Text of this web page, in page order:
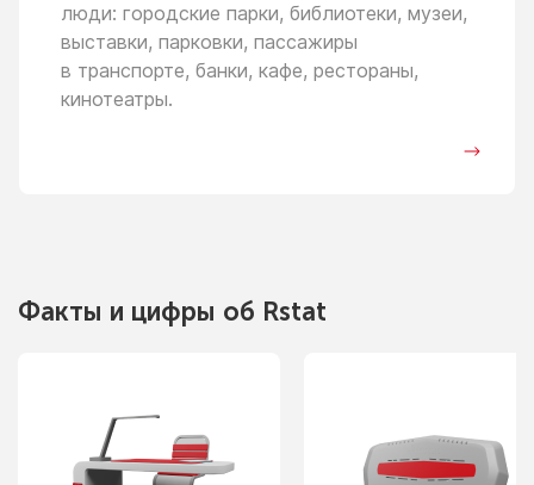
люди: городские парки, библиотеки, музеи,
выставки, парковки, пассажиры
в транспорте, банки, кафе, рестораны,
кинотеатры.
Факты и цифры об Rstat